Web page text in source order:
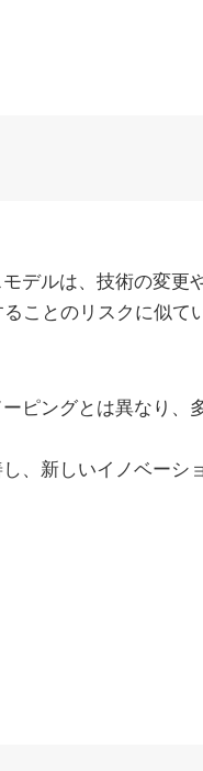
デルは、技術の変更
ことのリスクに似て
ピングとは異なり
、新しいイノベーシ